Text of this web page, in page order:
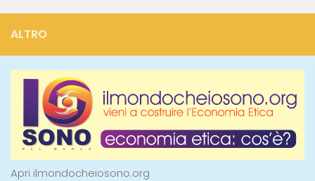
ALTRO
Apri ilmondocheiosono.org